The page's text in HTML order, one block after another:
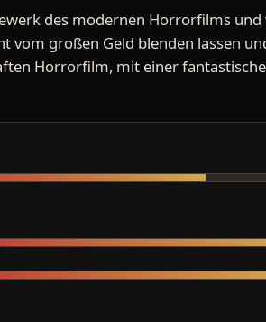
des modernen Horrorfilms
vom großen Geld blenden lassen
Horrorfilm, mit einer